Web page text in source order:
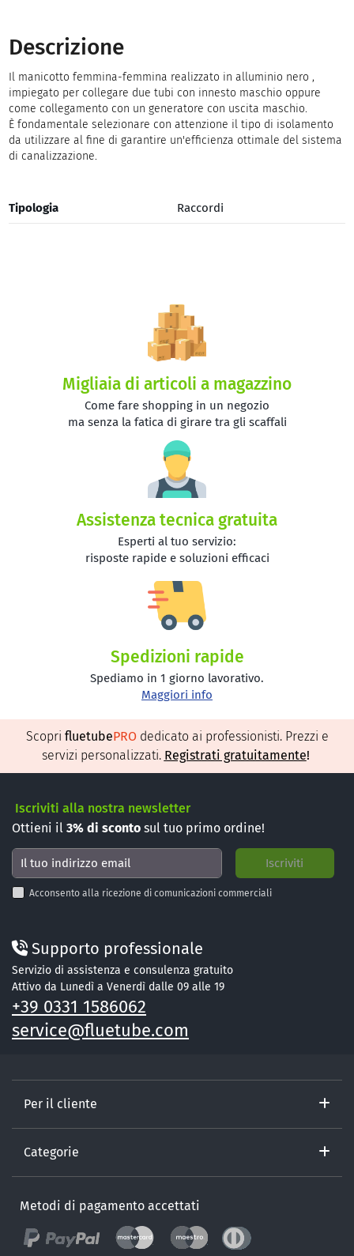
Descrizione
Il manicotto femmina-femmina realizzato in alluminio nero ,
impiegato per collegare due tubi con innesto maschio oppure
come collegamento con un generatore con uscita maschio.
È fondamentale selezionare con attenzione il tipo di isolamento
da utilizzare al fine di garantire un'efficienza ottimale del sistema
di canalizzazione.
Tipologia Raccordi
Migliaia di articoli a magazzino
Come fare shopping in un negozio
ma senza la fatica di girare tra gli scaffali
Assistenza tecnica gratuita
Esperti al tuo servizio:
risposte rapide e soluzioni efficaci
Spedizioni rapide
Spediamo in 1 giorno lavorativo.
Maggiori info
Scopri fluetubePRO dedicato ai professionisti. Prezzi e
servizi personalizzati. Registrati gratuitamente!
Iscriviti alla nostra newsletter
Ottieni il 3% di sconto sul tuo primo ordine!
Acconsento alla ricezione di comunicazioni commerciali
Supporto professionale
Servizio di assistenza e consulenza gratuito
Attivo da Lunedì a Venerdì dalle 09 alle 19
+39 0331 1586062
service@fluetube.com
Per il cliente
Categorie
Metodi di pagamento accettati